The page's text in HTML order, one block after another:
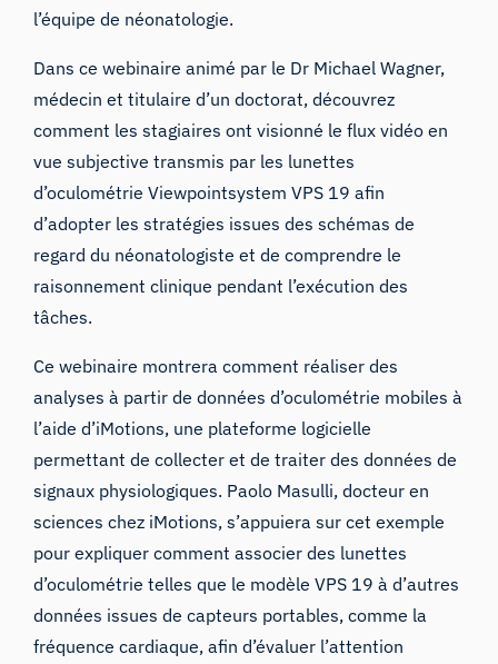
l’équipe de néonatologie.
Dans ce webinaire animé par le Dr Michael Wagner,
médecin et titulaire d’un doctorat, découvrez
comment les stagiaires ont visionné le flux vidéo en
vue subjective transmis par les lunettes
d’oculométrieViewpointsystem VPS 19 afin
d’adopter les stratégies issues des schémas de
regard du néonatologiste et de comprendre le
raisonnement clinique pendant l’exécution des
tâches.
Ce webinaire montrera comment réaliser des
analyses à partir de données d’oculométrie mobiles à
l’aide d’iMotions, une plateforme logicielle
permettant de collecter et de traiter des données de
signaux physiologiques. Paolo Masulli, docteur en
sciences chez iMotions, s’appuiera sur cet exemple
pour expliquer comment associer des lunettes
d’oculométrie telles que le modèle VPS 19 à d’autres
données issues de capteurs portables, comme la
fréquence cardiaque, afin d’évaluer l’attention